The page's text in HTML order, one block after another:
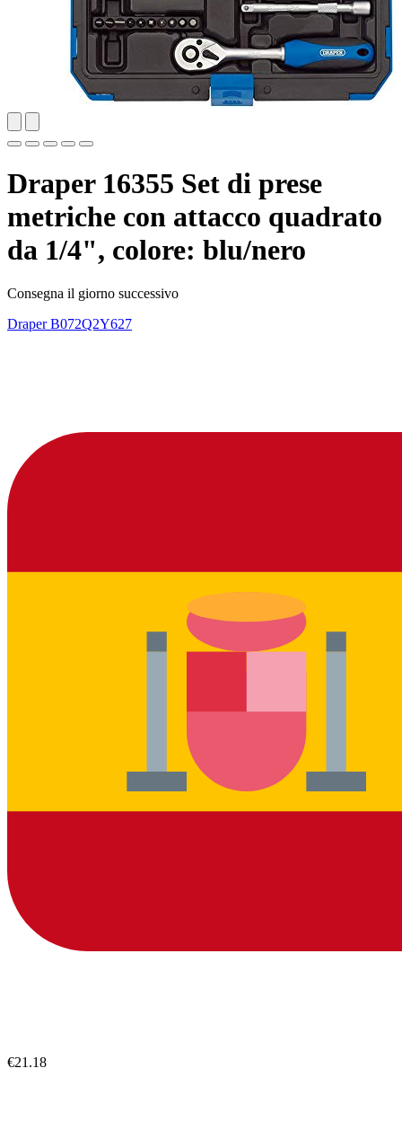
Draper 16355 Set di prese
metriche con attacco quadrato
da 1/4", colore: blu/nero
Consegna il giorno successivo
DraperB072Q2Y627
€21.18